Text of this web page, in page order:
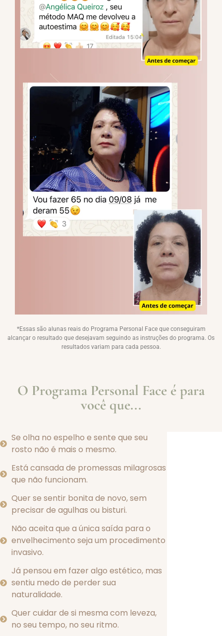
*Essas são alunas reais do Programa Personal Face que conseguiram
alcançar o resultado que desejavam seguindo as instruções do programa. Os
resultados variam para cada pessoa.
O Programa Personal Face é para
você que...
Se olha no espelho e sente que seu
rosto não é mais o mesmo.
Está cansada de promessas milagrosas
que não funcionam.
Quer se sentir bonita de novo, sem
precisar de agulhas ou bisturi.
Não aceita que a única saída para o
envelhecimento seja um procedimento
invasivo.
Já pensou em fazer algo estético, mas
sentiu medo de perder sua
naturalidade.
Quer cuidar de si mesma com leveza,
no seu tempo, no seu ritmo.